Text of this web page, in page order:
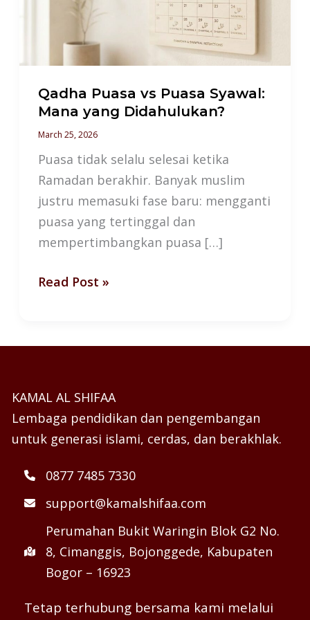
Qadha Puasa vs Puasa Syawal:
Mana yang Didahulukan?
March 25, 2026
Puasa tidak selalu selesai ketika
Ramadan berakhir. Banyak muslim
justru memasuki fase baru: mengganti
puasa yang tertinggal dan
mempertimbangkan puasa […]
Syawal:
yang
Didahulukan?
Read Post »
KAMAL AL SHIFAA
Lembaga pendidikan dan pengembangan
untuk generasi islami, cerdas, dan berakhlak.
0877 7485 7330
support@kamalshifaa.com
Perumahan Bukit Waringin Blok G2 No.
8, Cimanggis, Bojonggede, Kabupaten
Bogor – 16923
Tetap terhubung bersama kami melalui